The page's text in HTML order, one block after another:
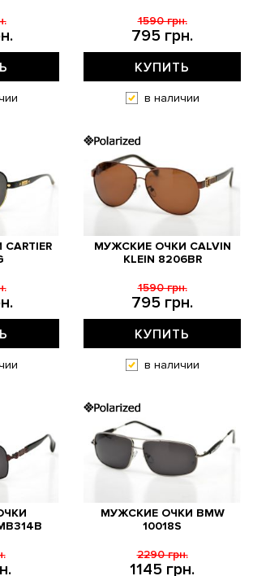
795 грн.
1590 грн.
КУПИТЬ
в наличии
МУЖСКИЕ ОЧКИ CALVIN
KLEIN 8206BR
795 грн.
1590 грн.
КУПИТЬ
в наличии
МУЖСКИЕ ОЧКИ BMW
10018S
1145 грн.
2290 грн.